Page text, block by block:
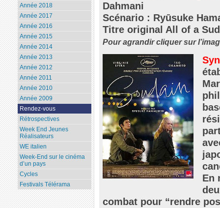
Dahmani
Scénario : Ryūsuke
Titre original All of a
Pour agrandir cliquer sur
En
combat pour “rendre
Année 2018
Année 2017
Année 2016
Année 2015
Année 2014
Année 2013
Année 2012
Année 2011
Année 2010
Année 2009
Rendez-vous
Rétrospectives
Week End Jeunes
Réalisateurs
WE italien
Week-End sur le cinéma
d’un pays
Cycles
Festivals Télérama